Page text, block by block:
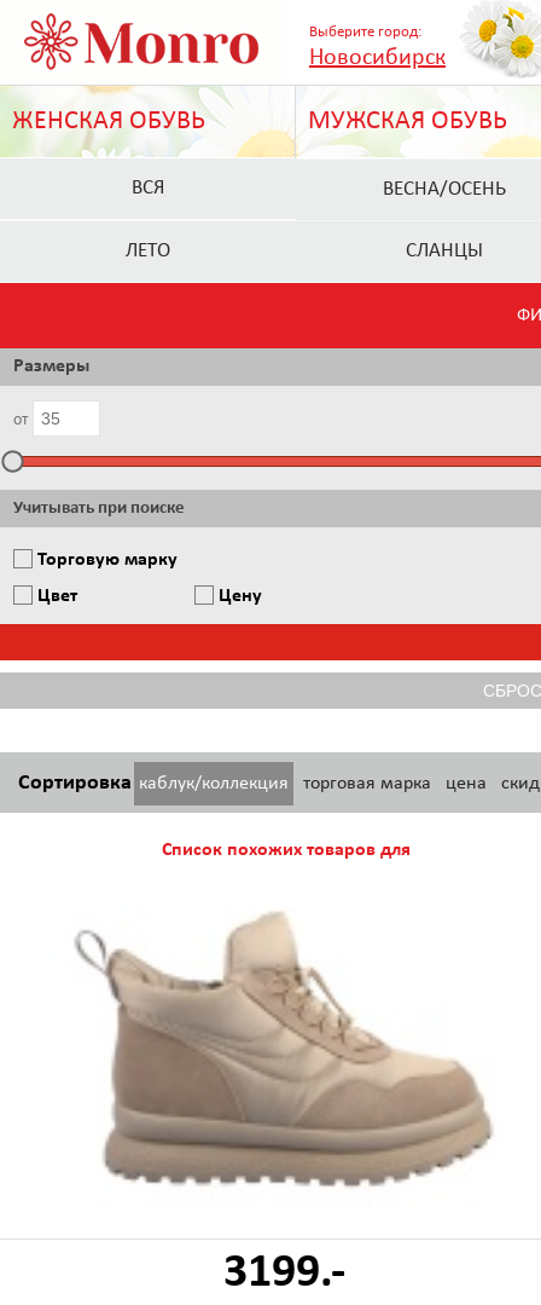
Выберите город:
Новосибирск
ЖЕНСКАЯ ОБУВЬ МУЖСКАЯ ОБУВЬ
ВСЯ ВЕСНА/ОСЕНЬ
ЛЕТО СЛАНЦЫ
Размеры
от
Учитывать при поиске
Торговую марку
Цвет
Цену
Сортировка каблук/коллекция торговая марка цена
Список похожих товаров для
3199.-